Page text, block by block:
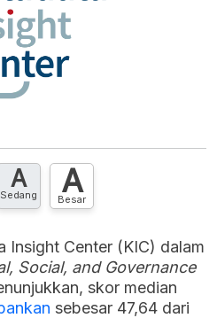
A
Sedang A
Besar
Insight Center (KIC) dalam
Social, and Governance
skor median
sebesar 47,64 dari